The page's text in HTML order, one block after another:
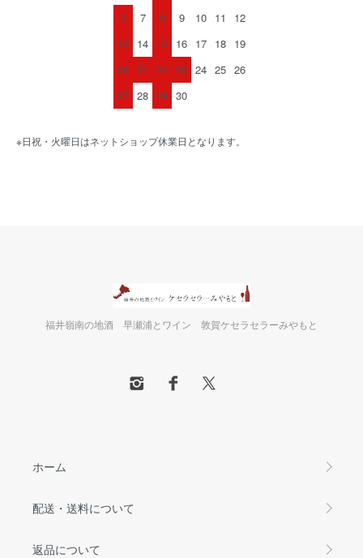
6
7 8 9 10 11
12
13 14 15 16 17 18 19
20 21 22 23 24 25 26
27 28 29 30
※日祝・火曜日はネットショップ休業日となります。
福井嶺南の地酒 早瀬浦とワイン 敦賀ケセラセラーみやもと
ホーム
配送・送料について
返品について